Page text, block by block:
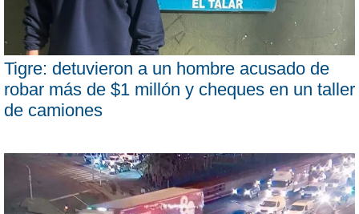
Tigre: detuvieron a un hombre acusado de
robar más de $1 millón y cheques en un taller
de camiones